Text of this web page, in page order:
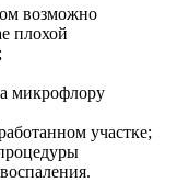
возможно
плохой
микрофлору
участке;